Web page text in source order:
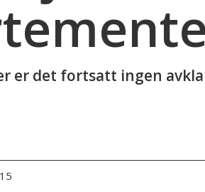
er det fortsatt ingen